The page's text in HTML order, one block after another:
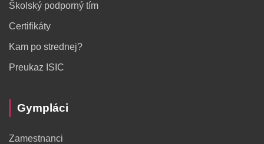
Školský podporný tím
Certifikáty
Kam po strednej?
Preukaz ISIC
Gympláci
Zamestnanci